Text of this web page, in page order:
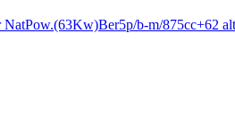
b-m/875cc+62